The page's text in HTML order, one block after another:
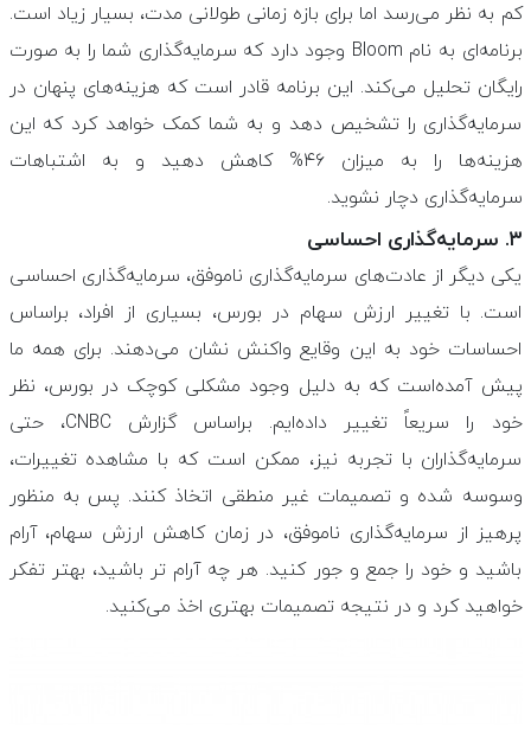
کم به نظر می‌رسد اما برای بازه زمانی طولانی مدت، بسیار زیاد است.
برنامه‌ای به نام Bloom وجود دارد که سرمایه‌گذاری شما را به صورت
رایگان تحلیل می‌کند. این برنامه قادر است که هزینه‌های پنهان در
سرمایه‌گذاری را تشخیص دهد و به شما کمک خواهد کرد که این
هزینه‌ها را به میزان ۴۶% کاهش دهید و به اشتباهات
سرمایه‌گذاری دچار نشوید.
۳. سرمایه‌گذاری احساسی
یکی دیگر از عادت‌های سرمایه‌گذاری ناموفق، سرمایه‌گذاری احساسی
است. با تغییر ارزش سهام در بورس، بسیاری از افراد، براساس
احساسات خود به این وقایع واکنش نشان می‌دهند. برای همه ما
پیش آمده‌است که به دلیل وجود مشکلی کوچک در بورس، نظر
خود را سریعاً تغییر داده‌ایم. براساس گزارش CNBC، حتی
سرمایه‌گذاران با تجربه نیز، ممکن است که با مشاهده تغییرات،
وسوسه شده و تصمیمات غیر منطقی اتخاذ کنند. پس به منظور
پرهیز از سرمایه‌گذاری ناموفق، در زمان کاهش ارزش سهام، آرام
باشید و خود را جمع و جور کنید. هر چه آرام تر باشید، بهتر تفکر
خواهید کرد و در نتیجه تصمیمات بهتری اخذ می‌کنید.